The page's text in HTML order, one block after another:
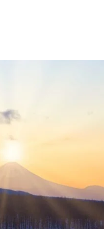
点”づくり【技術職採用